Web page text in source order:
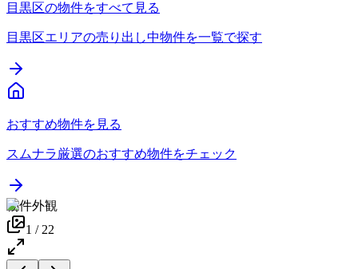
目黒区の物件をすべて見る
目黒区エリアの売り出し中物件を一覧で探す
おすすめ物件を見る
スムナラ厳選のおすすめ物件をチェック
物件外観
1 /22